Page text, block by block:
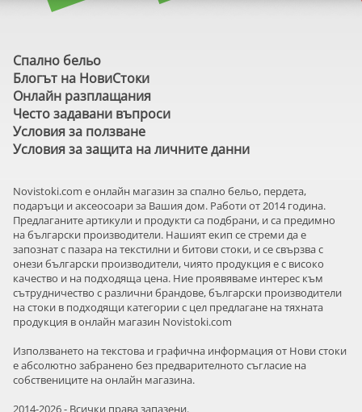
Спално бельо
Блогът на НовиСтоки
Онлайн разплащания
Често задавани въпроси
Условия за ползване
Условия за защита на личните данни
Novistoki.com e онлайн магазин за спално бельо, пердета,
подаръци и аксеосоари за Вашия дом. Работи от 2014 година.
Предлаганите артикули и продукти са подбрани, и са предимно
на български производители. Нашият екип се стреми да е
запознат с пазара на текстилни и битови стоки, и се свързва с
онези български производители, чиято продукция е с високо
качество и на подходяща цена. Ние проявяваме интерес към
сътрудничество с различни брандове, български производители
на стоки в подходящи категории с цел предлагане на тяхната
продукция в онлайн магазин Novistoki.com
Използването на текстова и графична информация от Нови стоки
е абсолютно забранено без предварителното съгласие на
собствениците на онлайн магазина.
2014-2026 - Всички права запазени.